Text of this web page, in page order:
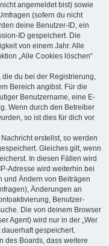
angemeldet bist) sowie
(sofern du nicht
deine Benutzer-ID, ein
ID gespeichert. Die
von einem Jahr. Alle
„Alle Cookies löschen“
du bei der Registrierung,
Bereich angibst. Für die
Benutzername, eine E-
Wenn durch den Betreiber
so ist dies für dich vor
erstellst, so werden
Gleiches gilt, wenn
In diesen Fällen wird
Adresse wird weiterhin bei
und Ändern von Beiträgen
Änderungen an
Benutzer-
Die von deinem Browser
Agent) wird nur in der „Wer
gespeichert.
des Boards, dass weitere